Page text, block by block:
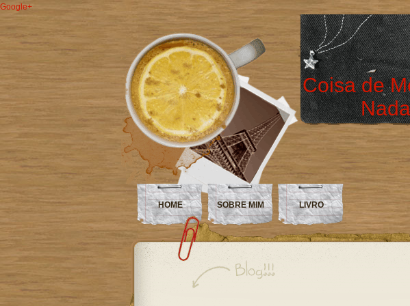
Google+
Coisa de
Nada
HOME SOBRE MIM LIVRO